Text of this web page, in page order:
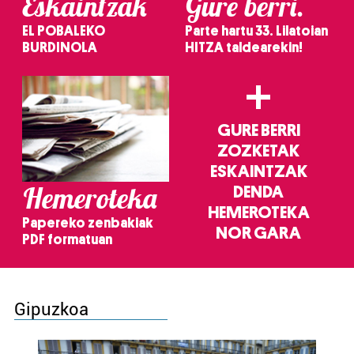
EL POBALEKO
BURDINOLA
Parte hartu 33. Lilatoian
HITZA taldearekin!
Hemeroteka
Papereko zenbakiak
PDF formatuan
+
GURE BERRI
ZOZKETAK
ESKAINTZAK
DENDA
HEMEROTEKA
NOR GARA
Gipuzkoa